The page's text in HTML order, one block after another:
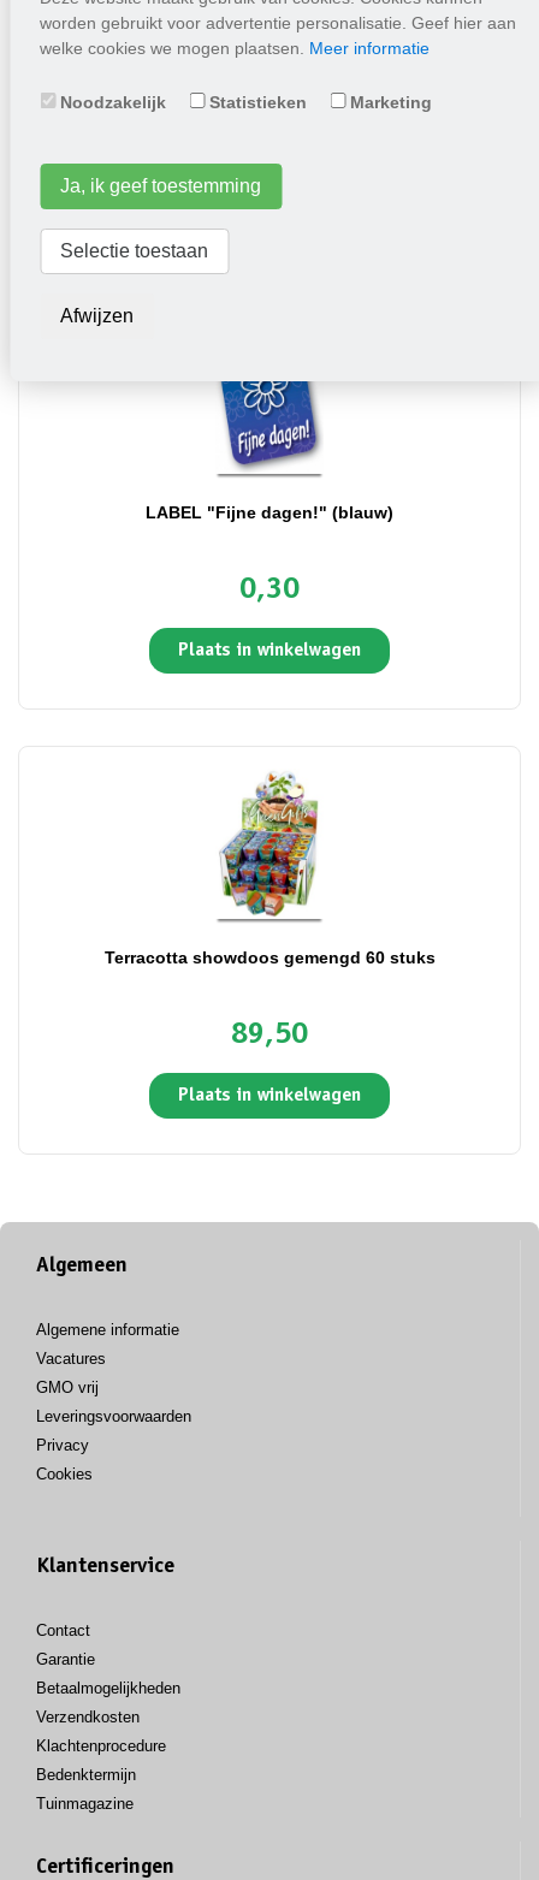
worden gebruikt voor advertentie personalisatie. Geef hier aan
welke cookies we mogen plaatsen. Meer informatie
Noodzakelijk Statistieken Marketing
Ja, ik geef toestemming
Selectie toestaan
Afwijzen
Plaats in winkelwagen
LABEL "Fijne dagen!" (blauw)
0,30
Plaats in winkelwagen
Terracotta showdoos gemengd 60 stuks
89,50
Plaats in winkelwagen
Algemeen
Algemene informatie
Vacatures
GMO vrij
Leveringsvoorwaarden
Privacy
Cookies
Klantenservice
Contact
Garantie
Betaalmogelijkheden
Verzendkosten
Klachtenprocedure
Bedenktermijn
Tuinmagazine
Certificeringen